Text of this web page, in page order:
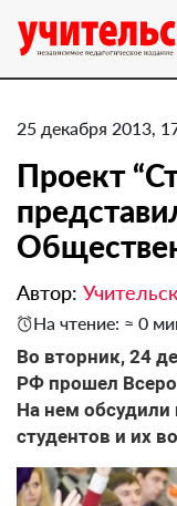
25 декабря 2013,
Проект
Автор:
На чтение: ≈ 0
Во вторник, 24
РФ прошел
На нем
студентов и их